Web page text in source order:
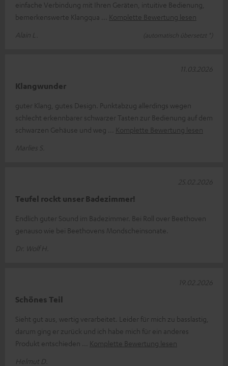
einfache Verbindung mit Ihren Geräten, intuitive Bedienung,
bemerkenswerte Klangqua
Komplette Bewertung lesen
Alain L.
(automatisch übersetzt *)
Klangwunder
guter Klang, gutes Design. Punktabzug allerdings wegen
schlecht erkennbarer schwarzer Tasten zur Bedienung auf dem
schwarzen Gehäuse und weg
Komplette Bewertung lesen
Marlies S.
11.03.2026
Teufel rockt unser Badezimmer!
Endlich guter Sound im Badezimmer. Bei Roll over Beethoven
genauso wie bei Beethovens Mondscheinsonate.
Dr. Wolf H.
25.02.2026
Schönes Teil
Sieht gut aus, wertig verarbeitet. Leider für mich zu basslastig,
darum ging er zurück und ich habe mich für ein anderes
Produkt entschieden
Komplette Bewertung lesen
Helmut D.
19.02.2026